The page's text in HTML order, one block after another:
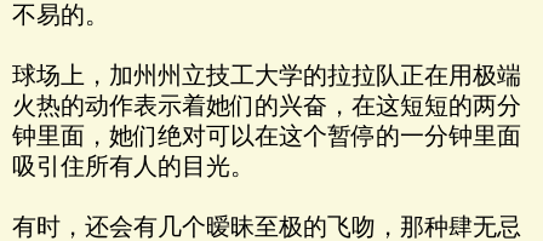
不易的。
球场上，加州州立技工大学的拉拉队正在用极端
火热的动作表示着她们的兴奋，在这短短的两分
钟里面，她们绝对可以在这个暂停的一分钟里面
吸引住所有人的目光。
有时，还会有几个暧昧至极的飞吻，那种肆无忌